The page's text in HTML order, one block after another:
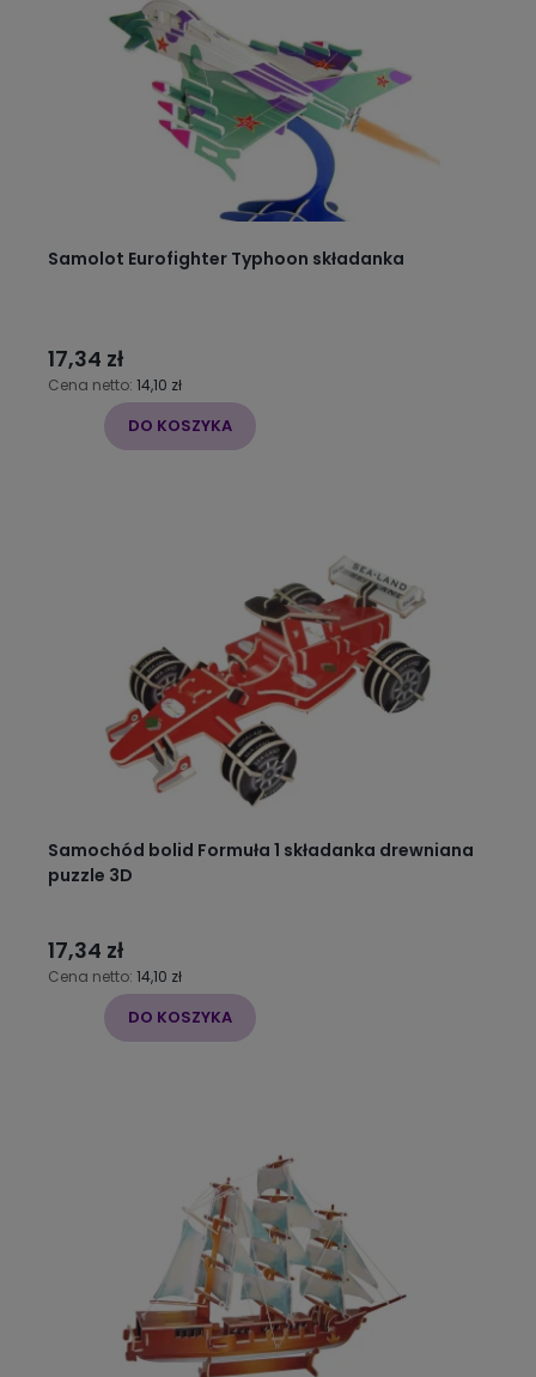
Samolot Eurofighter Typhoon składanka
17,34 zł
Cena netto: 14,10 zł
DO KOSZYKA
Samochód bolid Formuła 1 składanka drewniana
puzzle 3D
17,34 zł
Cena netto: 14,10 zł
DO KOSZYKA